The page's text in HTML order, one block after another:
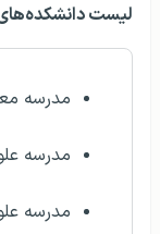
لیست
مدرسه
مدرسه
مدرسه